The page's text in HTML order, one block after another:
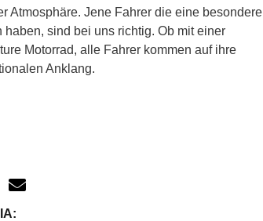
Atmosphäre. Jene Fahrer die eine besondere
sind bei uns richtig. Ob mit einer
Motorrad, alle Fahrer kommen auf ihre
Anklang.